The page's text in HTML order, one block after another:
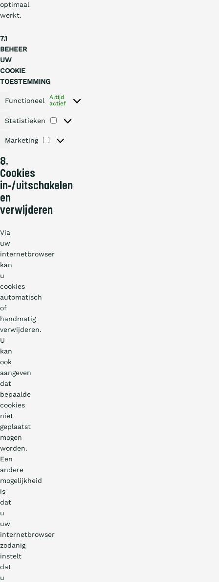
optimaal
werkt.
7.1
BEHEER
UW
COOKIE
TOESTEMMING
Functioneel
Altijd
actief
Statistieken
Marketing
8.
Cookies
in-/uitschakelen
en
verwijderen
Via
uw
internetbrowser
kan
u
cookies
automatisch
of
handmatig
verwijderen.
U
kan
ook
aangeven
dat
bepaalde
cookies
niet
geplaatst
mogen
worden.
Een
andere
mogelijkheid
is
dat
u
uw
internetbrowser
zodanig
instelt
dat
u